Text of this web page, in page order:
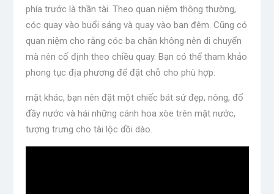
phía trước là thần tài. Theo quan niệm thông thường,
cóc quay vào buổi sáng và quay vào ban đêm. Cũng có
quan niệm cho rằng cóc ba chân không nên di chuyển
mà nên cố định theo chiều quay. Bạn có thể tham khảo
phong tục địa phương để đặt chỗ cho phù hợp.
mặt khác, bạn nên đặt một chiếc bát sứ đẹp, nông, đổ
đầy nước và hái những cánh hoa xòe trên mặt nước,
tượng trưng cho tài lộc dồi dào.